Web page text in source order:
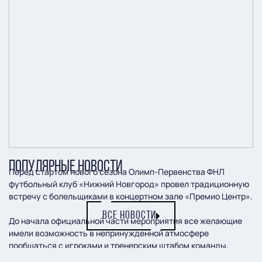
Перед стартом нового сезона Олимп-Первенства ФНЛ
футбольный клуб «Нижний Новгород» провел традиционную
встречу с болельщиками в концертном зале «Премио Центр».
До начала официальной части мероприятия все желающие
имели возможность в непринужденной атмосфере
пообщаться с игроками и тренерским штабом команды,
ПОПУЛЯРНЫЕ НОВОСТИ
ВСЕ НОВОСТИ